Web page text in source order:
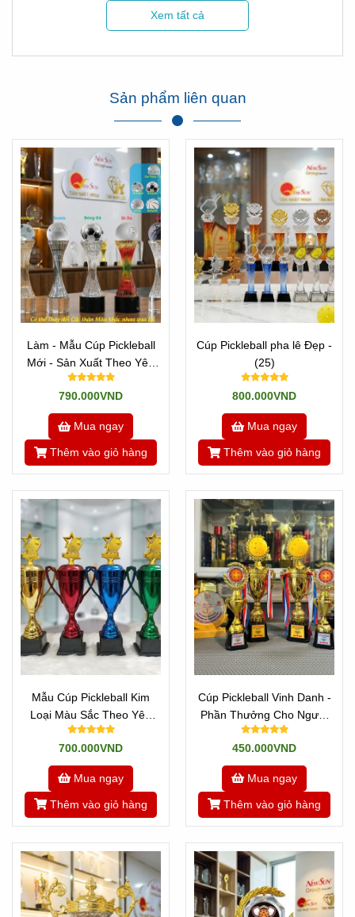
Tại Tân Nhật Minh, chúng tôi tự hào sở hữu cả hai thế
Pickleball Đẹptừ nước ngoài, vừa là xưởng sản xuất
đáp ứng mọi ngân sách và yêu cầu khắt khe của khách
TOP CÁC MẪU CÚP PICKLEBALL
ĐẸP CAO CẤP NHẤT 2024
Tại Sao Nên Chọn Mua Cúp Pickleball
Xem tất cả
Sản phẩm liên quan
Làm - Mẫu Cúp Pickleball
Mới - Sản Xuất Theo Yêu
Cầu
790.000VND
Mua ngay
Thêm vào giỏ hàng
Cúp Pickleball pha lê Đẹp -
(25)
800.000VND
Mua ngay
Thêm vào giỏ hàng
Mẫu Cúp Pickleball Kim
Loại Màu Sắc Theo Yêu
Cầu
700.000VND
Mua ngay
Thêm vào giỏ hàng
Cúp Pickleball Vinh Danh -
Phần Thưởng Cho Người
Xuất Sắc
450.000VND
Mua ngay
Thêm vào giỏ hàng